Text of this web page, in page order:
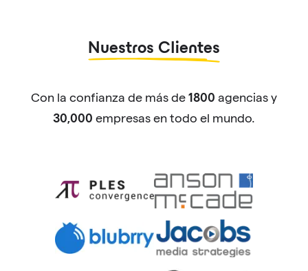
Nuestros Clientes
Con la confianza de más de 1800 agencias y
30,000 empresas en todo el mundo.